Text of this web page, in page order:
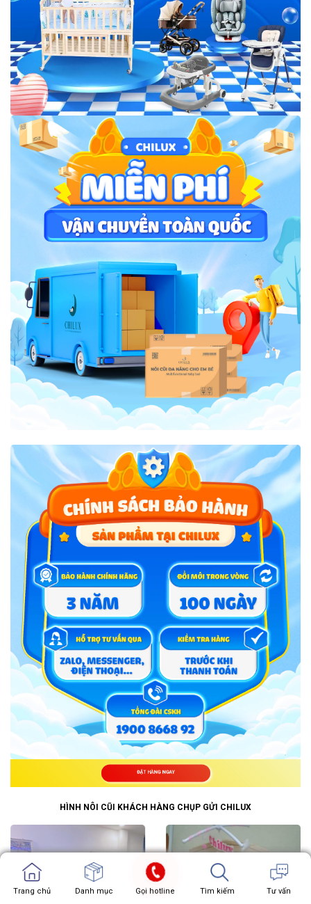
ĐẶT HÀNG NGAY
HÌNH NÔI CŨI KHÁCH HÀNG CHỤP GỬI CHILUX
Trang chủ Danh mục Gọi hotline Tìm kiếm Tư vấn
Trang chủ Showroom Chat zalo Chat facebook